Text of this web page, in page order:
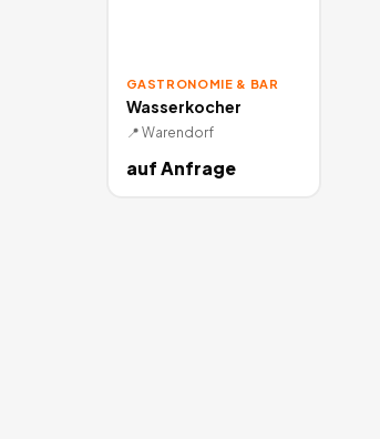
GASTRONOMIE & BAR
Wasserkocher
📍 Warendorf
auf Anfrage